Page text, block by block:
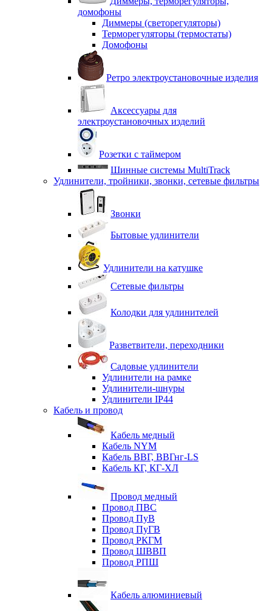
домофоны
Диммеры (светорегуляторы)
Терморегуляторы (термостаты)
Домофоны
Ретро электроустановочные изделия
Аксессуары для
электроустановочных изделий
Розетки с таймером
Шинные системы MultiTrack
Удлинители, тройники, звонки, сетевые фильтры
Звонки
Бытовые удлинители
Удлинители на катушке
Сетевые фильтры
Колодки для удлинителей
Разветвители, переходники
Садовые удлинители
Удлинители на рамке
Удлинители-шнуры
Удлинители IP44
Кабель и провод
Кабель медный
Кабель NYM
Кабель ВВГ, ВВГнг-LS
Кабель КГ, КГ-ХЛ
Провод медный
Провод ПВС
Провод ПуВ
Провод ПуГВ
Провод РКГМ
Провод ШВВП
Провод РПШ
Кабель алюминиевый